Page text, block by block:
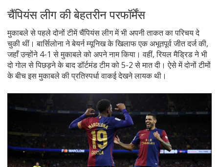
चैंपियंस लीग की बेहतरीन परफॉर्मेंस
मुकाबले से पहले दोनों टीमें चैंपियंस लीग में भी अपनी ताकत का परिचय दे
चुकी थीं। बार्सिलोना ने बेयर्न म्यूनिख के खिलाफ एक अभूतपूर्व जीत दर्ज की,
जहाँ उन्होंने 4-1 से मुकाबले को अपने नाम किया। वहीं, रियल मैड्रिड ने भी
दो गोल से पिछड़ने के बाद डॉर्टमंड टीम को 5-2 से मात दी। ऐसे में दोनों टीमों
के बीच इस मुकाबले की प्रतिस्पर्धा वाकई देखने लायक थी।